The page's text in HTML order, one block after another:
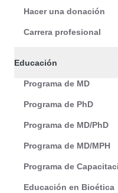
Hacer una donación
Carrera profesional
Educación
Programa de MD
Programa de PhD
Programa de MD/PhD
Programa de MD/MPH
Programa de
Educación en Bioética